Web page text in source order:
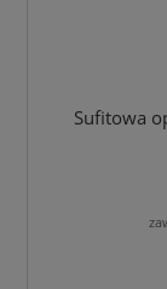
Sufitowa